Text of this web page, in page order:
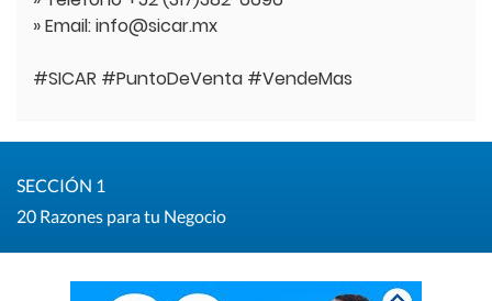
» Email: info@sicar.mx
#SICAR #PuntoDeVenta #VendeMas
SECCIÓN 1
20 Razones para tu Negocio